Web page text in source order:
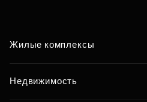
Жилые комплексы
Недвижимость